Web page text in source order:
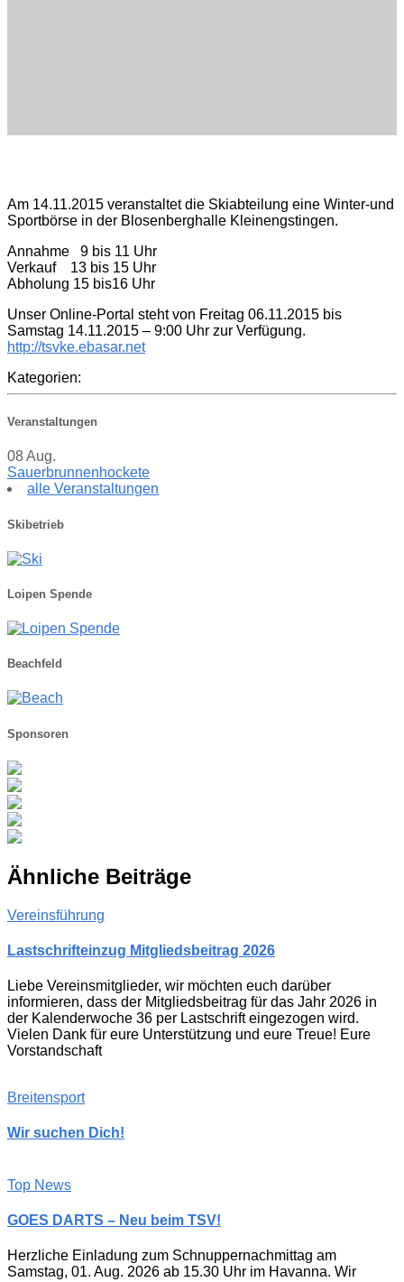
Am 14.11.2015 veranstaltet die Skiabteilung eine Winter-und
Sportbörse in der Blosenberghalle Kleinengstingen.
Annahme 9 bis 11 Uhr
Verkauf 13 bis 15 Uhr
Abholung 15 bis16 Uhr
Unser Online-Portal steht von Freitag 06.11.2015 bis
Samstag 14.11.2015 – 9:00 Uhr zur Verfügung.
http://tsvke.ebasar.net
Kategorien:
Veranstaltungen
08Aug.
Sauerbrunnenhockete
alle Veranstaltungen
Skibetrieb
Loipen Spende
Beachfeld
Sponsoren
Ähnliche Beiträge
Vereinsführung
Lastschrifteinzug Mitgliedsbeitrag 2026
Liebe Vereinsmitglieder, wir möchten euch darüber
informieren, dass der Mitgliedsbeitrag für das Jahr 2026 in
der Kalenderwoche 36 per Lastschrift eingezogen wird.
Vielen Dank für eure Unterstützung und eure Treue! Eure
Vorstandschaft
Breitensport
Wir suchen Dich!
Top News
GOES DARTS – Neu beim TSV!
Herzliche Einladung zum Schnuppernachmittag am
Samstag, 01. Aug. 2026 ab 15.30 Uhr im Havanna. Wir